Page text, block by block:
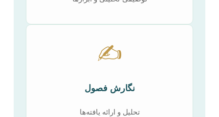
✍️
نگارش فصول
تحلیل و ارائه یافته‌ها